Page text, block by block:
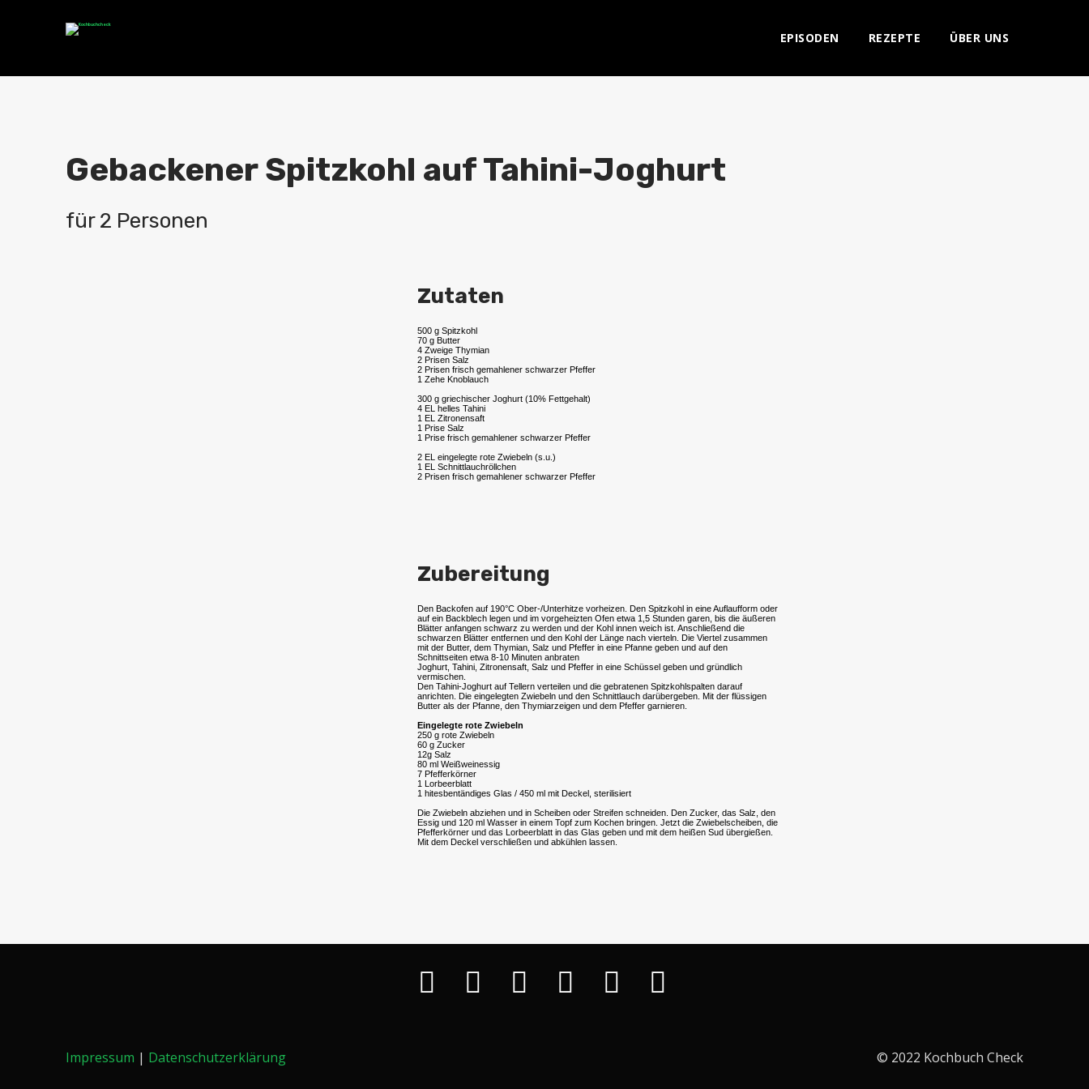
EPISODEN REZEPTE ÜBER UNS
Gebackener Spitzkohl auf Tahini-Joghurt
für 2 Personen
Zutaten
500 g Spitzkohl
70 g Butter
4 Zweige Thymian
2 Prisen Salz
2 Prisen frisch gemahlener schwarzer Pfeffer
1 Zehe Knoblauch
300 g griechischer Joghurt (10% Fettgehalt)
4 EL helles Tahini
1 EL Zitronensaft
1 Prise Salz
1 Prise frisch gemahlener schwarzer Pfeffer
2 EL eingelegte rote Zwiebeln (s.u.)
1 EL Schnittlauchröllchen
2 Prisen frisch gemahlener schwarzer Pfeffer
Zubereitung
Den Backofen auf 190°C Ober-/Unterhitze vorheizen. Den Spitzkohl in eine Auflaufform oder
auf ein Backblech legen und im vorgeheizten Ofen etwa 1,5 Stunden garen, bis die äußeren
Blätter anfangen schwarz zu werden und der Kohl innen weich ist. Anschließend die
schwarzen Blätter entfernen und den Kohl der Länge nach vierteln. Die Viertel zusammen
mit der Butter, dem Thymian, Salz und Pfeffer in eine Pfanne geben und auf den
Schnittseiten etwa 8-10 Minuten anbraten
Joghurt, Tahini, Zitronensaft, Salz und Pfeffer in eine Schüssel geben und gründlich
vermischen.
Den Tahini-Joghurt auf Tellern verteilen und die gebratenen Spitzkohlspalten darauf
anrichten. Die eingelegten Zwiebeln und den Schnittlauch darübergeben. Mit der flüssigen
Butter als der Pfanne, den Thymiarzeigen und dem Pfeffer garnieren.
Eingelegte rote Zwiebeln
250 g rote Zwiebeln
60 g Zucker
12g Salz
80 ml Weißweinessig
7 Pfefferkörner
1 Lorbeerblatt
1 hitesbentändiges Glas / 450 ml mit Deckel, sterilisiert
Die Zwiebeln abziehen und in Scheiben oder Streifen schneiden. Den Zucker, das Salz, den
Essig und 120 ml Wasser in einem Topf zum Kochen bringen. Jetzt die Zwiebelscheiben, die
Pfefferkörner und das Lorbeerblatt in das Glas geben und mit dem heißen Sud übergießen.
Mit dem Deckel verschließen und abkühlen lassen.
Impressum | Datenschutzerklärung © 2022 Kochbuch Check